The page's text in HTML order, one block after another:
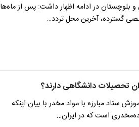
و بلوچستان در ادامه اظهار داشت: پس از ماه‌ها
گسترده، آخرین محل تردد…
تحصیلات دانشگاهی دارند؟
ستاد مبارزه با مواد مخدر با بیان اینکه
است که در ایران…